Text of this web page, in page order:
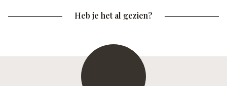
Heb je het al gezien?